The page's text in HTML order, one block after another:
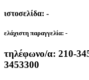
ιστοσελίδα: -
ελάχιστη παραγγελία: -
τηλέφωνο/α: 210-
3453300